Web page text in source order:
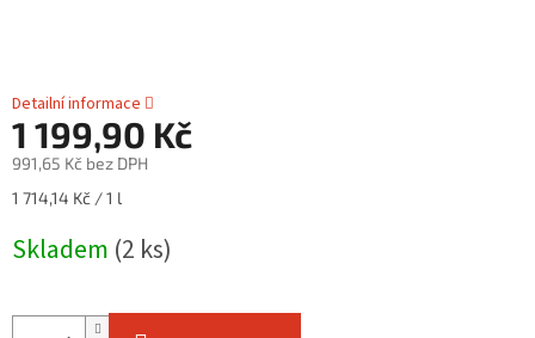
Detailní informace
1 199,90 Kč
991,65 Kč bez DPH
Měrná
1 714,14 Kč / 1 l
Skladem (2 ks)